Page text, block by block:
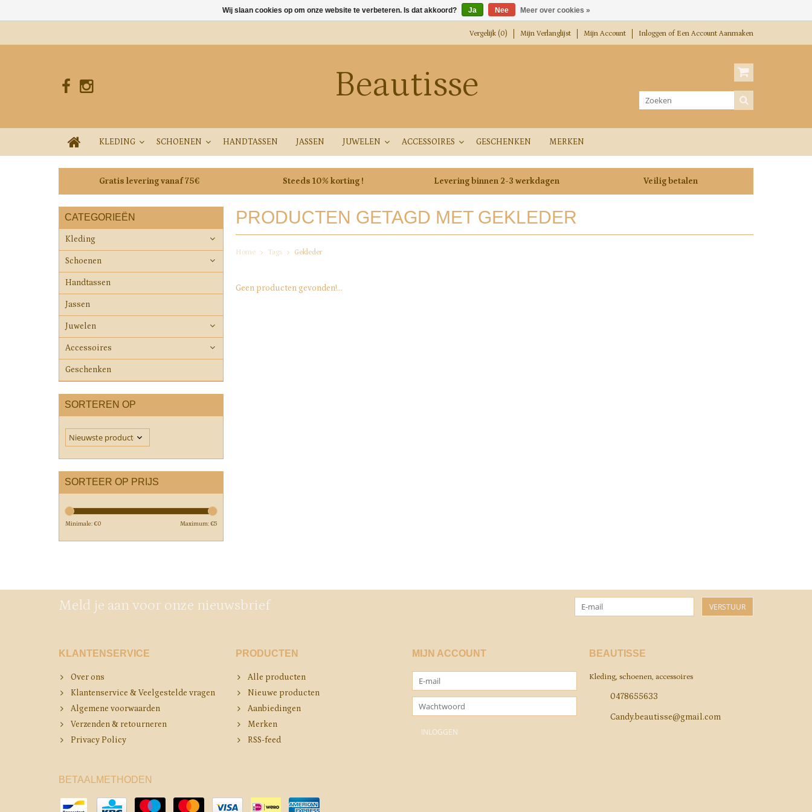
Vergelijk (0) Mijn Verlanglijst Mijn Account Inloggen of Een Account Aanmaken
Beautisse
KLEDING SCHOENEN HANDTASSEN JASSEN JUWELEN ACCESSOIRES GESCHENKEN MERKEN
Gratis levering vanaf 75€ Steeds 10% korting ! Levering binnen 2-3 werkdagen Veilig betalen
CATEGORIEËN
Kleding
Schoenen
Handtassen
Jassen
Juwelen
Accessoires
Geschenken
SORTEREN OP
SORTEER OP PRIJS
Minimale: €0 Maximum: €5
PRODUCTEN GETAGD MET GEKLEDER
Home Tags Gekleder
Geen producten gevonden!...
Meld je aan voor onze nieuwsbrief VERSTUUR
KLANTENSERVICE
Over ons
Klantenservice & Veelgestelde vragen
Algemene voorwaarden
Verzenden & retourneren
Privacy Policy
PRODUCTEN
Alle producten
Nieuwe producten
Aanbiedingen
Merken
RSS-feed
MIJN ACCOUNT BEAUTISSE
Kleding, schoenen, accessoires
0478655633
Candy.beautisse@gmail.com
BETAALMETHODEN
Wij slaan cookies op om onze website te verbeteren. Is dat akkoord? Ja Nee Meer over cookies »